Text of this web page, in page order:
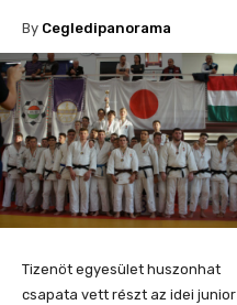
By Cegledipanorama
Tizenöt egyesület huszonhat
csapata vett részt az idei junior